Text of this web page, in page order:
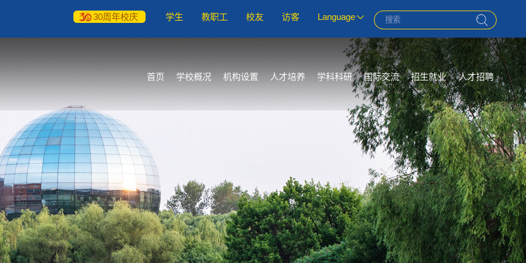
30周年校庆 学生 教职工 校友 访客 Language
首页 学校概况 机构设置 人才培养 学科科研 国际交流 招生就业 人才招聘